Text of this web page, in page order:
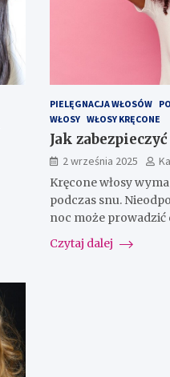
PIELĘGNACJA WŁOSÓW
WŁOSY WŁOSY KRĘCONE
Jak
2 września 2025
Kręcone włosy
podczas snu.
noc może prowadzić
Czytaj dalej